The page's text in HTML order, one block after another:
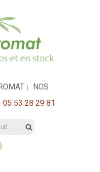
| NOS
05 53 28 29 81